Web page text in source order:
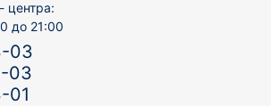
центра:
до 21:00
03
03
01